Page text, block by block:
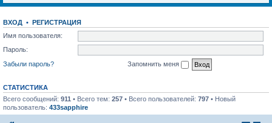
ВХОД • РЕГИСТРАЦИЯ
Имя пользователя:
Пароль:
Забыли пароль?
Запомнить меня
СТАТИСТИКА
Всего сообщений: 911 • Всего тем: 257 • Всего пользователей: 797 • Новый
пользователь: 433sapphire